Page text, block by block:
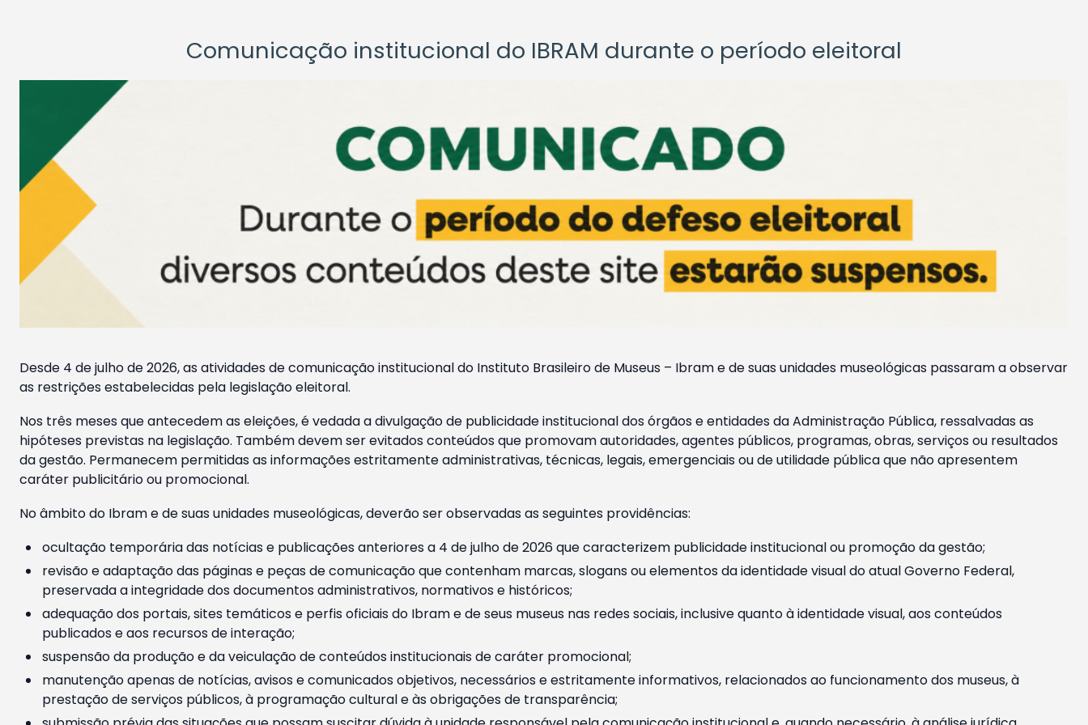
Comunicação institucional do IBRAM durante o período eleitoral
Desde 4 de julho de 2026, as atividades de comunicação institucional do Instituto Brasileiro de Museus – Ibram e de suas unidades museológicas passaram a observar
as restrições estabelecidas pela legislação eleitoral.
Nos três meses que antecedem as eleições, é vedada a divulgação de publicidade institucional dos órgãos e entidades da Administração Pública, ressalvadas as
hipóteses previstas na legislação. Também devem ser evitados conteúdos que promovam autoridades, agentes públicos, programas, obras, serviços ou resultados
da gestão. Permanecem permitidas as informações estritamente administrativas, técnicas, legais, emergenciais ou de utilidade pública que não apresentem
caráter publicitário ou promocional.
No âmbito do Ibram e de suas unidades museológicas, deverão ser observadas as seguintes providências:
ocultação temporária das notícias e publicações anteriores a 4 de julho de 2026 que caracterizem publicidade institucional ou promoção da gestão;
revisão e adaptação das páginas e peças de comunicação que contenham marcas, slogans ou elementos da identidade visual do atual Governo Federal,
preservada a integridade dos documentos administrativos, normativos e históricos;
adequação dos portais, sites temáticos e perfis oficiais do Ibram e de seus museus nas redes sociais, inclusive quanto à identidade visual, aos conteúdos
publicados e aos recursos de interação;
suspensão da produção e da veiculação de conteúdos institucionais de caráter promocional;
manutenção apenas de notícias, avisos e comunicados objetivos, necessários e estritamente informativos, relacionados ao funcionamento dos museus, à
prestação de serviços públicos, à programação cultural e às obrigações de transparência;